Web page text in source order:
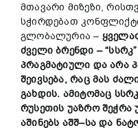
მთავარი მიზეზი,
სჭირდებათ
გლობალურია –
ძველი ბრენდი – “სსრკ
პრაგმატიული და არა
შეივსება,რაც მას
გახდის. ამიტომაც
რუსეთის უაზრო შეჭრა
აშინებს აშშ–სა და